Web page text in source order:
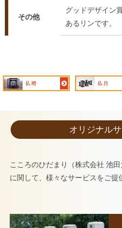
その他
グッドデザイン
あるリンです。
オリジナル
こころのひだまり（株式会社 池
に関して、様々なサービスをご提